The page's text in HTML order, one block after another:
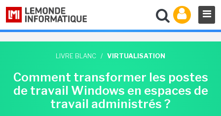
LIVRE BLANC / VIRTUALISATION
Comment transformer les postes
de travail Windows en espaces de
travail administrés ?